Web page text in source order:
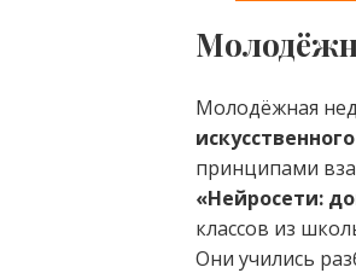
Молодёжная
принципами
«Нейросети:
классов из
Они учились